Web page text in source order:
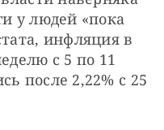
у людей «пока
инфляция в
с 5 по 11
после 2,22% с 25